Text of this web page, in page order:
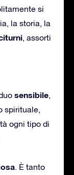
si
la storia, la
, assorti
sensibile,
spirituale,
ogni tipo di
. È tanto